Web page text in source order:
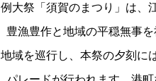
例大祭「須賀のまつり」は、
豊漁豊作と地域の平穏無事
地域を巡行し、本祭の夕刻に